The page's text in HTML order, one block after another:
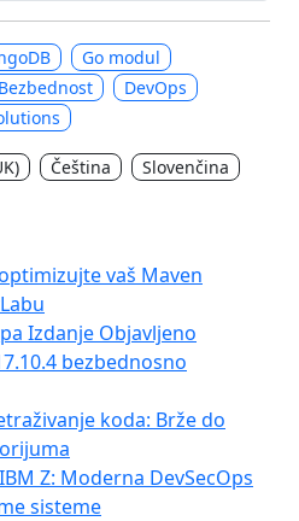
Go modul
Bezbednost
DevOps
Čeština
Slovenčina
vaš Maven
Izdanje Objavljeno
bezbednosno
koda: Brže do
Z: Moderna DevSecOps
sisteme